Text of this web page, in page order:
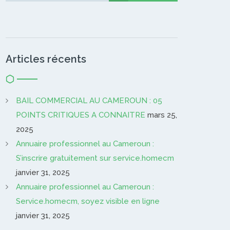
Articles récents
BAIL COMMERCIAL AU CAMEROUN : 05
POINTS CRITIQUES A CONNAITRE mars 25,
2025
Annuaire professionnel au Cameroun :
S’inscrire gratuitement sur service.homecm
janvier 31, 2025
Annuaire professionnel au Cameroun :
Service.homecm, soyez visible en ligne
janvier 31, 2025